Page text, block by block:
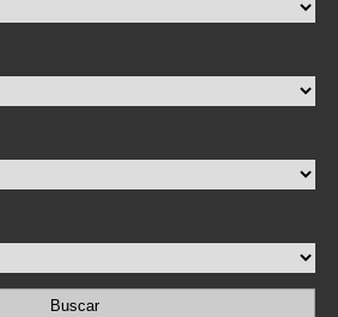
Buscar